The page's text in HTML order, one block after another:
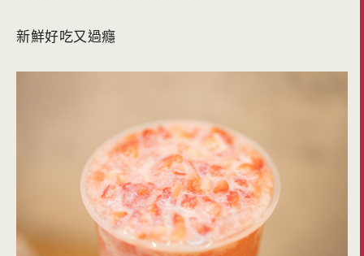
新鮮好吃又過癮